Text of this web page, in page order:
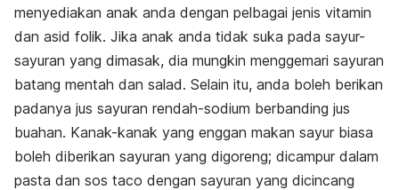
menyediakan anak anda dengan pelbagai jenis vitamin
dan asid folik. Jika anak anda tidak suka pada sayur-
sayuran yang dimasak, dia mungkin menggemari sayuran
batang mentah dan salad. Selain itu, anda boleh berikan
padanya jus sayuran rendah-sodium berbanding jus
buahan. Kanak-kanak yang enggan makan sayur biasa
boleh diberikan sayuran yang digoreng; dicampur dalam
pasta dan sos taco dengan sayuran yang dicincang